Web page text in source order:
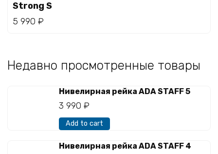
Strong S
5 990 ₽
Недавно просмотренные товары
Нивелирная рейка ADA STAFF 5
3 990 ₽
Add to cart
Нивелирная рейка ADA STAFF 4